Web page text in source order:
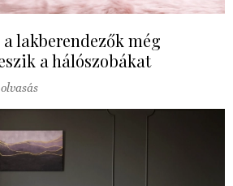
lakberendezők még
a hálószobákat